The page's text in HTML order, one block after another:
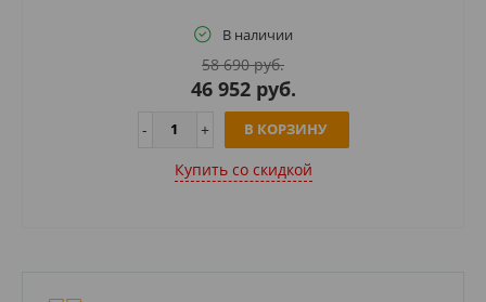
В наличии
58 690 руб.
46 952 руб.
В КОРЗИНУ
Купить cо скидкой